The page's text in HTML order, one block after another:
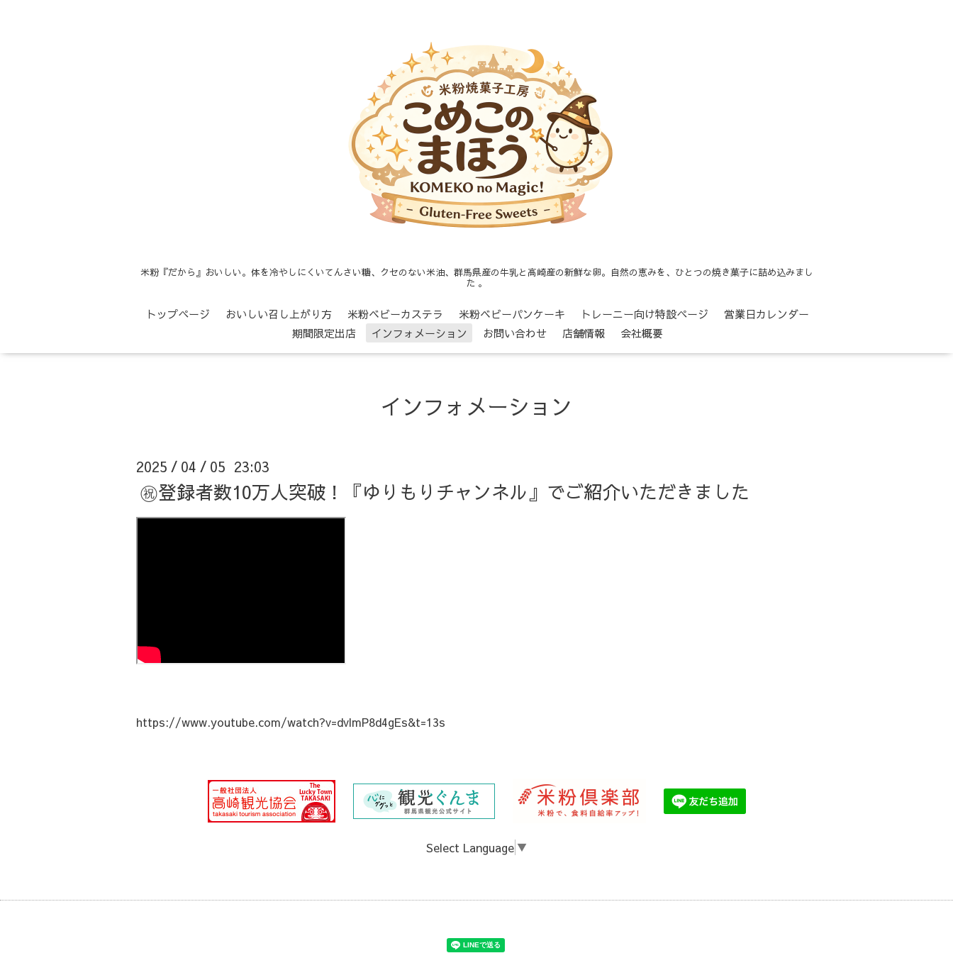
米粉『だから』おいしい。体を冷やしにくいてんさい糖、クセのない米油、群馬県産の牛乳と高崎産の新鮮な卵。自然の恵みを、ひとつの焼き菓子に詰め込みまし
た 。
トップページ おいしい召し上がり方 米粉ベビーカステラ 米粉ベビーパンケーキ トレーニー向け特設ページ
営業日カレンダー
期間限定出店
インフォメーション お問い合わせ 店舗情報 会社概要
インフォメーション
2025 / 04 / 05 23:03
㊗登録者数10万人突破！『ゆりもりチャンネル』でご紹介いただきました
https://www.youtube.com/watch?v=dvlmP8d4gEs&t=13s
Select Language ▼